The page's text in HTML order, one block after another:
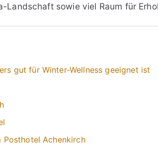
sowie viel Raum für
gut für Winter-Wellness geeignet ist
Posthotel Achenkirch